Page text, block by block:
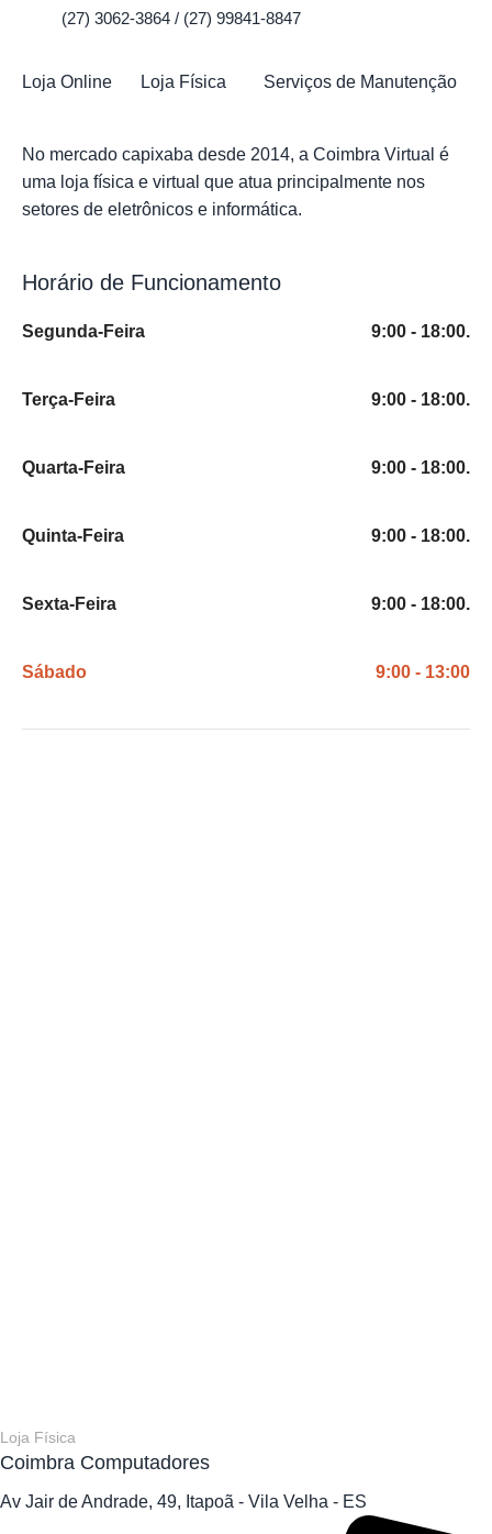
(27) 3062-3864 / (27) 99841-8847
Loja Online Loja Física Serviços de Manutenção
No mercado capixaba desde 2014, a Coimbra Virtual é
uma loja física e virtual que atua principalmente nos
setores de eletrônicos e informática.
Horário de Funcionamento
Segunda-Feira 9:00 - 18:00.
Terça-Feira 9:00 - 18:00.
Quarta-Feira 9:00 - 18:00.
Quinta-Feira 9:00 - 18:00.
Sexta-Feira 9:00 - 18:00.
Sábado 9:00 - 13:00
Loja Física
Coimbra Computadores
Av Jair de Andrade, 49, Itapoã - Vila Velha - ES